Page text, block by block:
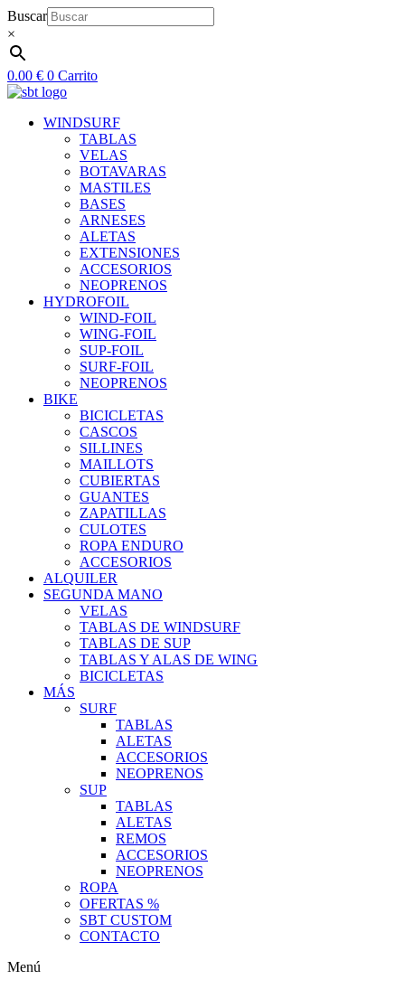
Ir
al
contenido
Buscar
×
0.00 € 0 Carrito
WINDSURF
TABLAS
VELAS
BOTAVARAS
MASTILES
BASES
ARNESES
ALETAS
EXTENSIONES
ACCESORIOS
NEOPRENOS
HYDROFOIL
WIND-FOIL
WING-FOIL
SUP-FOIL
SURF-FOIL
NEOPRENOS
BIKE
BICICLETAS
CASCOS
SILLINES
MAILLOTS
CUBIERTAS
GUANTES
ZAPATILLAS
CULOTES
ROPA ENDURO
ACCESORIOS
ALQUILER
SEGUNDA MANO
VELAS
TABLAS DE WINDSURF
TABLAS DE SUP
TABLAS Y ALAS DE WING
BICICLETAS
MÁS
SURF
TABLAS
ALETAS
ACCESORIOS
NEOPRENOS
SUP
TABLAS
ALETAS
REMOS
ACCESORIOS
NEOPRENOS
ROPA
OFERTAS %
SBT CUSTOM
CONTACTO
Menú